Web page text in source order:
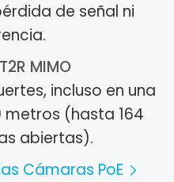
de señal ni
MIMO
incluso en una
(hasta 164
abiertas).
Cámaras PoE